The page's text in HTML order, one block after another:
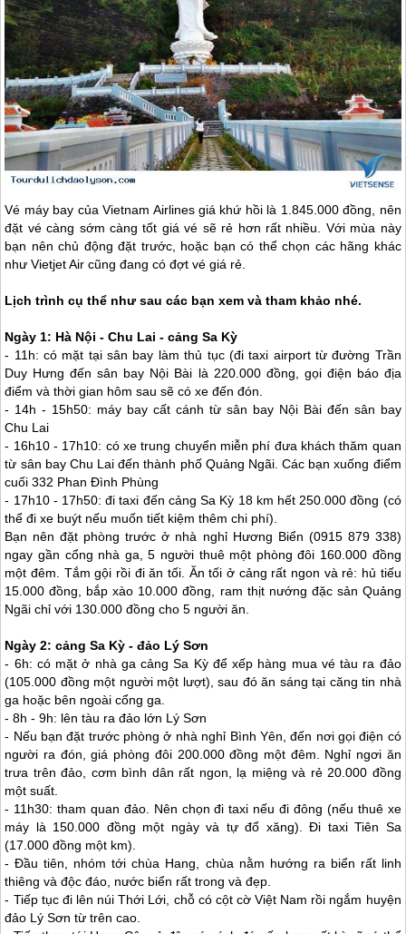
Vé máy bay của Vietnam Airlines giá khứ hồi là 1.845.000 đồng, nên
đặt vé càng sớm càng tốt giá vé sẽ rẻ hơn rất nhiều. Với mùa này
bạn nên chủ động đặt trước, hoặc bạn có thể chọn các hãng khác
như Vietjet Air cũng đang có đợt vé giá rẻ.
Lịch trình cụ thể như sau các bạn xem và tham khảo nhé.
Ngày 1: Hà Nội - Chu Lai - cảng Sa Kỳ
- 11h: có mặt tại sân bay làm thủ tục (đi taxi airport từ đường Trần
Duy Hưng đến sân bay Nội Bài là 220.000 đồng, gọi điện báo địa
điểm và thời gian hôm sau sẽ có xe đến đón.
- 14h - 15h50: máy bay cất cánh từ sân bay Nội Bài đến sân bay
Chu Lai
- 16h10 - 17h10: có xe trung chuyển miễn phí đưa khách thăm quan
từ sân bay Chu Lai đến thành phố Quảng Ngãi. Các bạn xuống điểm
cuối 332 Phan Đình Phùng
- 17h10 - 17h50: đi taxi đến cảng Sa Kỳ 18 km hết 250.000 đồng (có
thể đi xe buýt nếu muốn tiết kiệm thêm chi phí).
Bạn nên đặt phòng trước ở nhà nghỉ Hương Biển (0915 879 338)
ngay gần cổng nhà ga, 5 người thuê một phòng đôi 160.000 đồng
một đêm. Tắm gội rồi đi ăn tối. Ăn tối ở cảng rất ngon và rẻ: hủ tiếu
15.000 đồng, bắp xào 10.000 đồng, ram thịt nướng đặc sản Quảng
Ngãi chỉ với 130.000 đồng cho 5 người ăn.
Ngày 2: cảng Sa Kỳ -đảo Lý Sơn
- 6h: có mặt ở nhà ga cảng Sa Kỳ để xếp hàng mua vé tàu ra đảo
(105.000 đồng một người một lượt), sau đó ăn sáng tại căng tin nhà
ga hoặc bên ngoài cổng ga.
- 8h - 9h: lên tàu ra đảo lớn Lý Sơn
- Nếu bạn đặt trước phòng ở nhà nghỉ Bình Yên, đến nơi gọi điện có
người ra đón, giá phòng đôi 200.000 đồng một đêm. Nghỉ ngơi ăn
trưa trên đảo, cơm bình dân rất ngon, lạ miệng và rẻ 20.000 đồng
một suất.
- 11h30: tham quan đảo. Nên chọn đi taxi nếu đi đông (nếu thuê xe
máy là 150.000 đồng một ngày và tự đổ xăng). Đi taxi Tiên Sa
(17.000 đồng một km).
- Đầu tiên, nhóm tới chùa Hang, chùa nằm hướng ra biển rất linh
thiêng và độc đáo, nước biển rất trong và đẹp.
- Tiếp tục đi lên núi Thới Lới, chỗ có cột cờ Việt Nam rồi ngắm huyện
đảo Lý Sơn từ trên cao.